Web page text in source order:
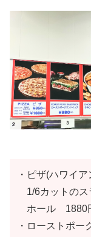
・ピザ(ハワイ
1/6カットの
ホール 1880
・ローストポ